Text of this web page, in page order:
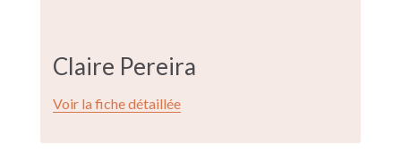
Claire Pereira
Voir la fiche détaillée